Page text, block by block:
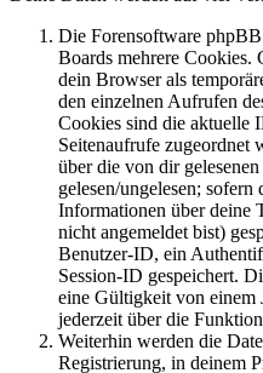
Die Forensoftware
Boards mehrere Cookies.
dein Browser als
den einzelnen Aufrufen
Cookies sind die aktuelle
Seitenaufrufe zugeordnet
über die von dir
gelesen/ungelesen;
Informationen über deine
nicht angemeldet bist)
Benutzer-ID, ein
Session-ID gespeichert.
eine Gültigkeit von einem
jederzeit über die
Weiterhin werden die
Registrierung, in deinem